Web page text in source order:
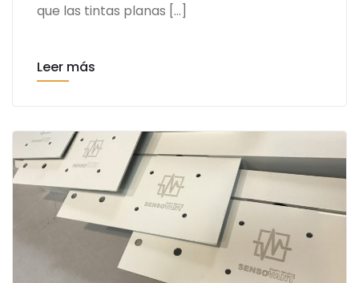
que las tintas planas […]
Leer más